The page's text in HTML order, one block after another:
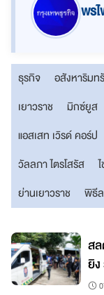
พร
ธุรกิจ อสังหาริม
เยาวราช
มิกซ์ยูส
แอสเสท เวิรด์ คอร์ป
วัลลภา ไตรโสรัส
ย่านเยาวราช
พิธีล
ส
ยิ